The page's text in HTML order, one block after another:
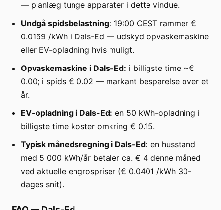
— planlæg tunge apparater i dette vindue.
Undgå spidsbelastning: 19:00 CEST rammer €
0.0169 /kWh i Dals-Ed — udskyd opvaskemaskine
eller EV-opladning hvis muligt.
Opvaskemaskine i Dals-Ed: i billigste time ~€
0.00; i spids € 0.02 — markant besparelse over et
år.
EV-opladning i Dals-Ed: en 50 kWh-opladning i
billigste time koster omkring € 0.15.
Typisk månedsregning i Dals-Ed: en husstand
med 5 000 kWh/år betaler ca. € 4 denne måned
ved aktuelle engrospriser (€ 0.0401 /kWh 30-
dages snit).